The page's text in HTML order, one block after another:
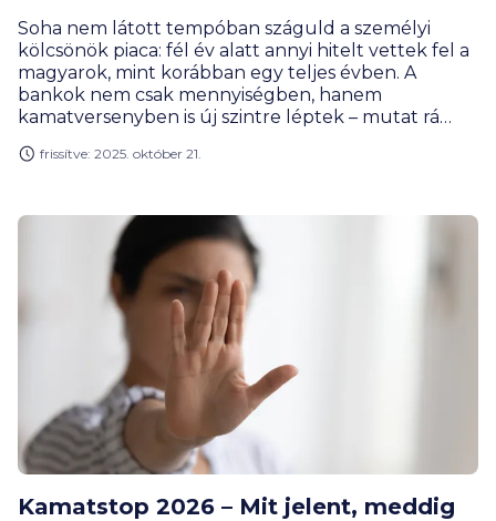
Soha nem látott tempóban száguld a személyi
kölcsönök piaca: fél év alatt annyi hitelt vettek fel a
magyarok, mint korábban egy teljes évben. A
bankok nem csak mennyiségben, hanem
kamatversenyben is új szintre léptek – mutat rá
szakértője, aki szerint őszre további
frissítve: 2025. október 21.
Kamatstop 2026 – Mit jelent, meddig